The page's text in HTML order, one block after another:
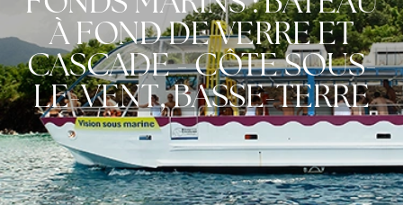
À FOND DE VERRE ET
CASCADE - CÔTE SOUS-
LE-VENT, BASSE-TERRE